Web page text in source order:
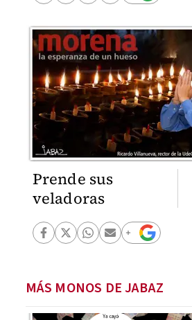
Prende sus
veladoras
MÁS MONOS DE JABAZ